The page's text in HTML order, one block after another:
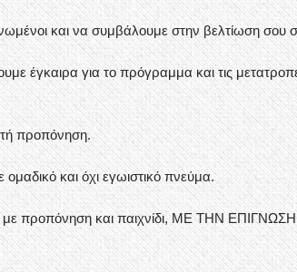
και να συμβάλουμε στην βελτίωση σου
έγκαιρα για το πρόγραμμα και τις
προπόνηση.
και όχι εγωιστικό πνεύμα.
με προπόνηση και παιχνίδι, ΜΕ ΤΗΝ